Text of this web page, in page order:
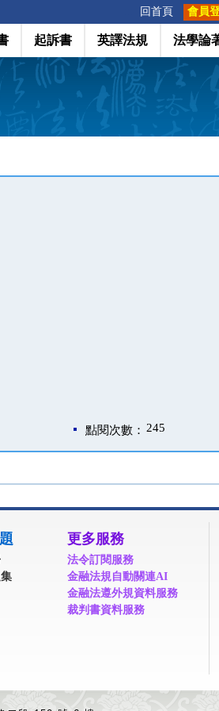
回首頁 會員
起訴書 英譯法規 法學論
點閱次數： 245
更多服務
法令訂閱服務
金融法規自動關連AI
金融法遵外規資料服務
裁判書資料服務